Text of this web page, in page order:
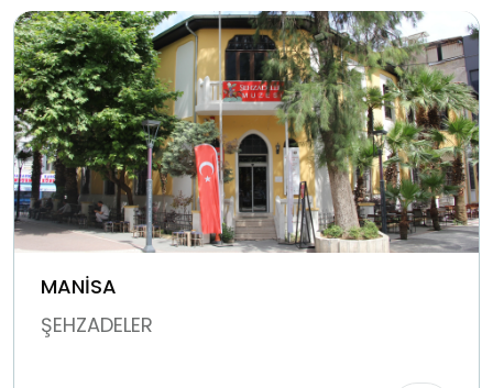
MANİSA
ŞEHZADELER